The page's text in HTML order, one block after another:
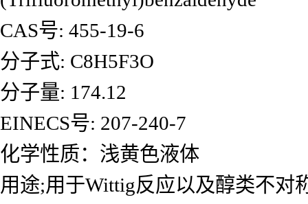
CAS号: 455-19-6
分子式: C8H5F3O
分子量: 174.12
EINECS号: 207-240-7
化学性质：浅黄色液体
用途;用于Wittig反应以及醇类不对